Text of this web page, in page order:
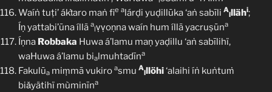
Waíṅ tuṭi’ ákṫaro maṅ fie alárḍi yuḍillūka ‘aṅ sabīli A
lllähi;
Íṇ yattabi’ūna íllā a
lṿṿoṇna waín hum íllā yacruṣūna
Íṇna Robbaka Huwa á’lamu maṇ yaḍillu ‘aṅ sabīlihï,
waHuwa á’lamu bialmuhtadīna
Fakulūa miṃmā vukiro asmu A
lllöhi‘alaihi íṅ kuṅtuṁ
biǎyätihï mùminīna